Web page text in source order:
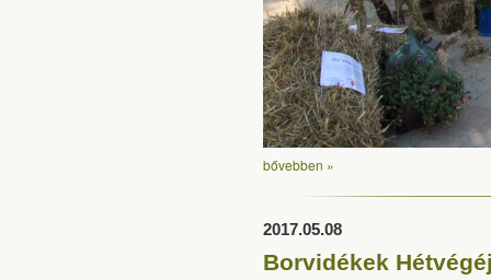
bővebben »
2017.05.08
Borvidékek